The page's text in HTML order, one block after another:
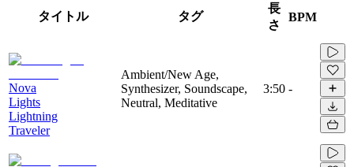
タイトル タグ
長
さ
BPM
Nova
Lights
Lightning
Traveler
Ambient/New Age,
Synthesizer, Soundscape,
Neutral, Meditative
3:50 -